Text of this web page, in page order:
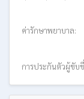
ค่ารักษาพยาบาล:
การประกันตัวผู้ขับ